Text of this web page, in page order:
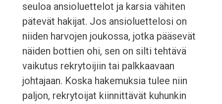
seuloa ansioluettelot ja karsia vähiten
pätevät hakijat. Jos ansioluettelosi on
niiden harvojen joukossa, jotka pääsevät
näiden bottien ohi, sen on silti tehtävä
vaikutus rekrytoijiin tai palkkaavaan
johtajaan. Koska hakemuksia tulee niin
paljon, rekrytoijat kiinnittävät kuhunkin